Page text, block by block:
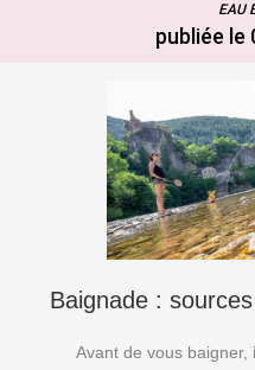
EAU
publiée le
Baignade :
Avant de vous